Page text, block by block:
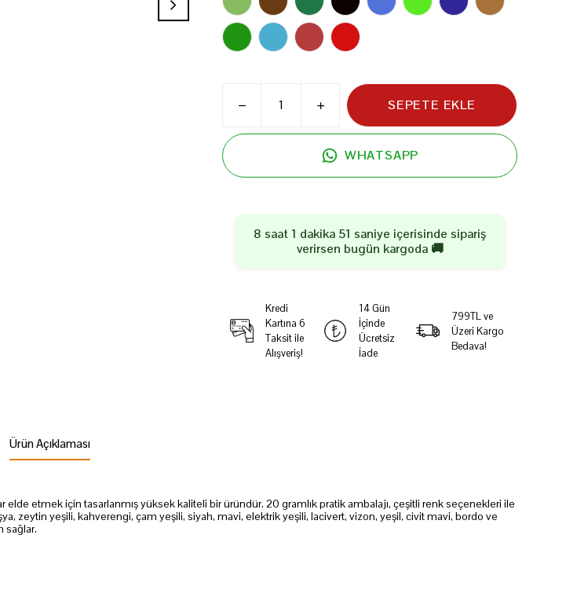
SEPETE EKLE
WHATSAPP
8 saat 1 dakika 50 saniye içerisinde sipariş
verirsen bugün kargoda 🚚
Kredi
Kartına 6
Taksit ile
Alışveriş!
14 Gün
İçinde
Ücretsiz
İade
799TL ve
Üzeri Kargo
Bedava!
Ürün Açıklaması
etmek için tasarlanmış yüksek kaliteli bir üründür. 20 gramlık pratik ambalajı, çeşitli renk seçenekleri ile
zeytin yeşili, kahverengi, çam yeşili, siyah, mavi, elektrik yeşili, lacivert, vizon, yeşil, civit mavi, bordo ve
sağlar.